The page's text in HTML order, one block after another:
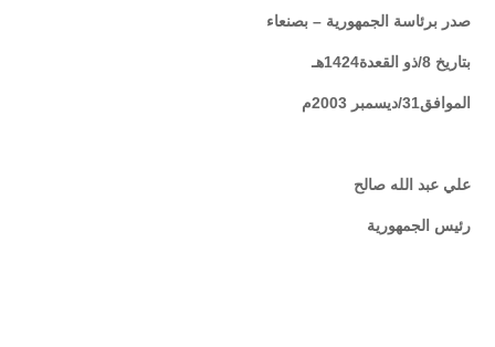
صدر برئاسة الجمهورية – بصنعاء
بتاريخ 8/ذو القعدة1424هـ
الموافق31/ديسمبر 2003م
علي عبد الله صالح
رئيس الجمهورية